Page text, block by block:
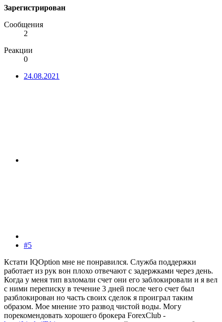
Зарегистрирован
Сообщения
2
Реакции
0
24.08.2021
#5
Кстати IQOption мне не понравился. Служба поддержки
работает из рук вон плохо отвечают с задержками через день.
Когда у меня тип взломали счет они его заблокировали и я вел
с ними переписку в течение 3 дней после чего счет был
разблокирован но часть своих сделок я проиграл таким
образом. Мое мнение это развод чистой воды. Могу
порекомендовать хорошего брокера ForexClub -